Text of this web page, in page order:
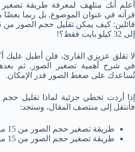
أعلم أنك متلهف لمعرفة طريقة
قرأته في عنوان الموضوع. بل ربما
إلى 32 كيلو بايت فقط؟!
لا تقلق عزيزي القارئ، فلن أطيل
في شرح أهمية تصغير الصور. ثم
تُساعدك على ضغط الصور قدر الإمكان.
إذا أردت تخطي جزئية لماذا تقليل
فأنتقل إلى منتصف المقال، وستجد:
طريقة تصغير حجم الصور من 15 ميجابايت إلى 63 كيلو بايت.
طريقة تصغير حجم الصور من 15 ميجابايت إلى 32 كيلو بايت.